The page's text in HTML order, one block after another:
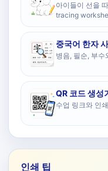
아이들이 선을
tracing
중국어 한자
병음, 필순, 부
QR 코드 생성
수업 링크와 인
인쇄 팁